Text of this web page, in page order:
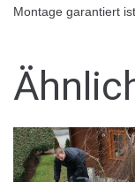
Montage garantiert